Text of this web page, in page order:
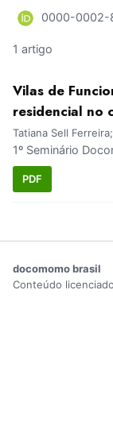
0000-0002-
1 artigo
Vilas de
residencial no
Tatiana Sell
1º Seminário
PDF
docomomo brasil
Conteúdo